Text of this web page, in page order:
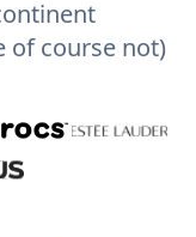
of course not)